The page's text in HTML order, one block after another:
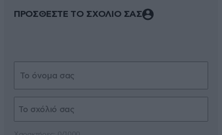
ΠΡΟΣΘΕΣΤΕ ΤΟ ΣΧΟΛΙΟ ΣΑΣ